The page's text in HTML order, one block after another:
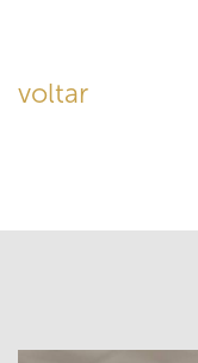
voltar